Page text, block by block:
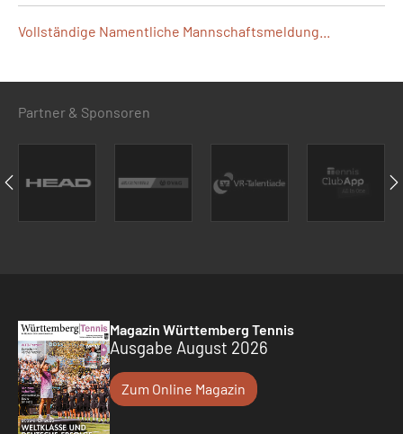
Vollständige Namentliche Mannschaftsmeldung...
Partner & Sponsoren
Magazin Württemberg Tennis
Ausgabe August 2026
Zum Online Magazin